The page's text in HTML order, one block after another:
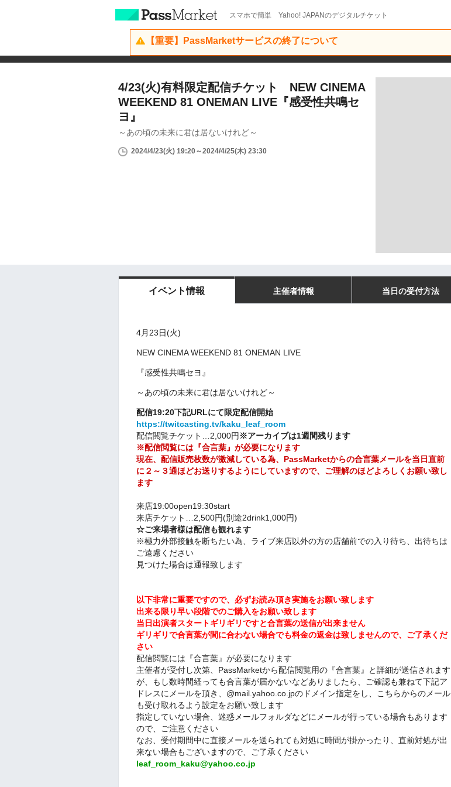
スマホで簡単 Yahoo! JAPANのデジタルチケット
【重要】PassMarketサービスの終了について
4/23(火)有料限定配信チケット NEW CINEMA
WEEKEND 81 ONEMAN LIVE『感受性共鳴セ
ヨ』
～あの頃の未来に君は居ないけれど～
2024/4/23(火) 19:20～2024/4/25(木) 23:30
イベント情報 主催者情報 当日の受付方法
4月23日(火)
NEW CINEMA WEEKEND 81 ONEMAN LIVE
『感受性共鳴セヨ』
～あの頃の未来に君は居ないけれど～
配信19:20下記URLにて限定配信開始
https://twitcasting.tv/kaku_leaf_room
配信閲覧チケット…2,000円※アーカイブは1週間残ります
※配信閲覧には『合言葉』が必要になります
現在、配信販売枚数が激減している為、PassMarketからの合言葉メールを当日直前
に２～３通ほどお送りするようにしていますので、ご理解のほどよろしくお願い致し
ます
来店19:00open19:30start
来店チケット…2,500円(別途2drink1,000円)
☆ご来場者様は配信も観れます
※極力外部接触を断ちたい為、ライブ来店以外の方の店舗前での入り待ち、出待ちは
ご遠慮ください
見つけた場合は通報致します
以下非常に重要ですので、必ずお読み頂き実施をお願い致します
出来る限り早い段階でのご購入をお願い致します
当日出演者スタートギリギリですと合言葉の送信が出来ません
ギリギリで合言葉が間に合わない場合でも料金の返金は致しませんので、ご了承くだ
さい
配信閲覧には『合言葉』が必要になります
主催者が受付し次第、PassMarketから配信閲覧用の『合言葉』と詳細が送信されます
が、もし数時間経っても合言葉が届かないなどありましたら、ご確認も兼ねて下記ア
ドレスにメールを頂き、@mail.yahoo.co.jpのドメイン指定をし、こちらからのメール
も受け取れるよう設定をお願い致します
指定していない場合、迷惑メールフォルダなどにメールが行っている場合もあります
ので、ご注意ください
なお、受付期間中に直接メールを送られても対処に時間が掛かったり、直前対処が出
来ない場合もございますので、ご了承ください
leaf_room_kaku@yahoo.co.jp